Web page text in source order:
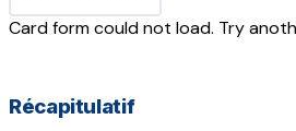
Card form could not load. Try
Récapitulatif